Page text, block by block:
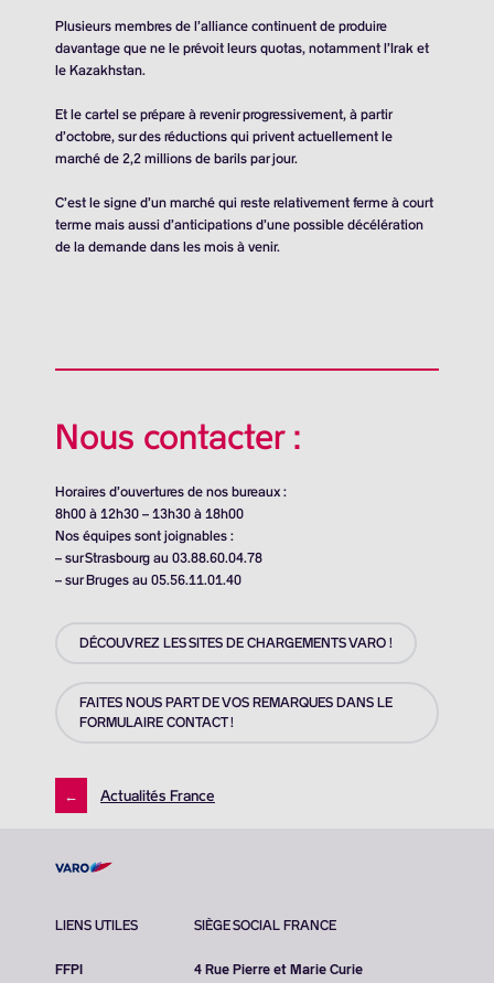
Plusieurs membres de l’alliance continuent de produire
davantage que ne le prévoit leurs quotas, notamment l’Irak et
le Kazakhstan.
Et le cartel se prépare à revenir progressivement, à partir
d’octobre, sur des réductions qui privent actuellement le
marché de 2,2 millions de barils par jour.
C’est le signe d’un marché qui reste relativement ferme à court
terme mais aussi d’anticipations d’une possible décélération
de la demande dans les mois à venir.
Nous contacter :
Horaires d’ouvertures de nos bureaux :
8h00 à 12h30 – 13h30 à 18h00
Nos équipes sont joignables :
– sur Strasbourg au 03.88.60.04.78
– sur Bruges au 05.56.11.01.40
DÉCOUVREZ LES SITES DE CHARGEMENTS VARO !
FAITES NOUS PART DE VOS REMARQUES DANS LE
FORMULAIRE CONTACT !
← Actualités France
LIENS UTILES
FFPI
SIÈGE SOCIAL FRANCE
4 Rue Pierre et Marie Curie